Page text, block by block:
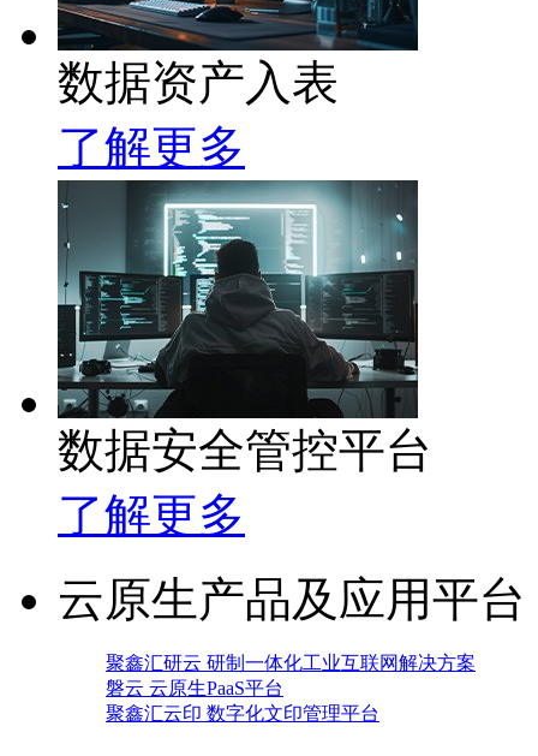
数据资产入表
了解更多
数据安全管控平台
了解更多
云原生产品及应用平台
聚鑫汇研云 研制一体化工业互联网解决方案
磐云 云原生PaaS平台
聚鑫汇云印 数字化文印管理平台